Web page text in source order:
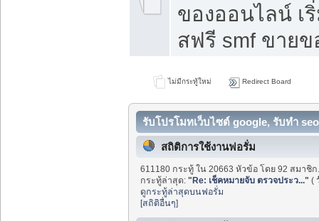
ของออนไลน์ เ
สฟรี smf ขาย
ไม่มีกระทู้ใหม่ Redirect Board
รับโปรโมทเว็บไซต์ google, รับทำ
สถิติการใช้งานฟอรั่ม
611180 กระทู้ ใน 20663 หัวข้อ โดย 92 สมาชิ
กระทู้ล่าสุด:"Re: เช็คหมายจับ ตรวจประว..." (
ดูกระทู้ล่าสุดบนฟอรั่ม
[สถิติอื่นๆ]